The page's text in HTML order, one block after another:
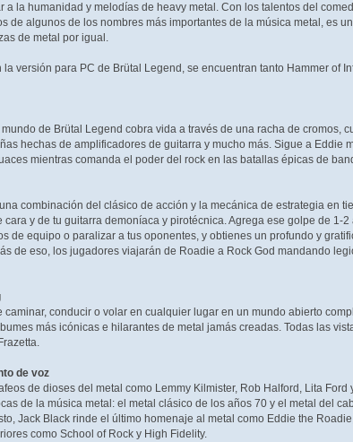
a la humanidad y melodías de heavy metal. Con los talentos del
de algunos de los nombres más importantes de la música metal, es
de metal por igual.
versión para PC de Brütal Legend, se encuentran tanto Hammer of
de Brütal Legend cobra vida a través de una racha de cromos,
hechas de amplificadores de guitarra y mucho más. Sigue a Eddie
mientras comanda el poder del rock en las batallas épicas de
combinación del clásico de acción y la mecánica de estrategia en
y de tu guitarra demoníaca y pirotécnica. Agrega ese golpe de 1-
de equipo o paralizar a tus oponentes, y obtienes un profundo y
de eso, los jugadores viajarán de Roadie a Rock God mandando
caminar, conducir o volar en cualquier lugar en un mundo abierto
más icónicas e hilarantes de metal jamás creadas. Todas las
de voz
de dioses del metal como Lemmy Kilmister, Rob Halford, Lita
de la música metal: el metal clásico de los años 70 y el metal del
Jack Black rinde el último homenaje al metal como Eddie the
como School of Rock y High Fidelity.